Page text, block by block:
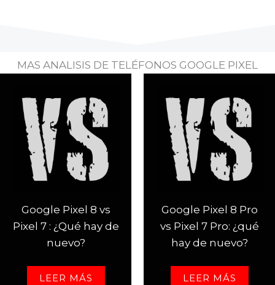
MAS ANALISIS DE TELÉFONOS GOOGLE PIXEL
Google Pixel 8 vs
Pixel 7 : ¿Qué hay de
nuevo?
LEER MÁS
Google Pixel 8 Pro
vs Pixel 7 Pro: ¿qué
hay de nuevo?
LEER MÁS